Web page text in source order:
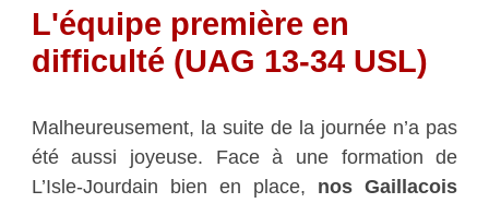
L'équipe première en
difficulté (UAG 13-34 USL)
Malheureusement, la suite de la journée n’a pas
été aussi joyeuse. Face à une formation de
L’Isle-Jourdain bien en place, nos Gaillacois